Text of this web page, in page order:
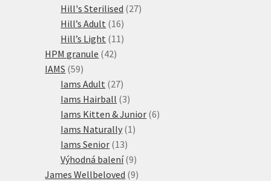
Hill's Sterilised 2727
Hill’s Adult 1616
produktů
Hill’s Light 11 11
HPM granule 4242
IAMS 5959
produktů
Iams Adult 2727
produktů
Iams Hairball 33
produkty
Iams Kitten & Junior 66
Iams Naturally 1 1
Iams Senior 1313
produktů
Výhodná balení 99
produktů
James Wellbeloved 99